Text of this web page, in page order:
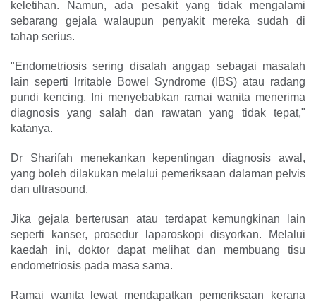
keletihan. Namun, ada pesakit yang tidak mengalami
sebarang gejala walaupun penyakit mereka sudah di
tahap serius.
"Endometriosis sering disalah anggap sebagai masalah
lain seperti Irritable Bowel Syndrome (IBS) atau radang
pundi kencing. Ini menyebabkan ramai wanita menerima
diagnosis yang salah dan rawatan yang tidak tepat,"
katanya.
Dr Sharifah menekankan kepentingan diagnosis awal,
yang boleh dilakukan melalui pemeriksaan dalaman pelvis
dan ultrasound.
Jika gejala berterusan atau terdapat kemungkinan lain
seperti kanser, prosedur laparoskopi disyorkan. Melalui
kaedah ini, doktor dapat melihat dan membuang tisu
endometriosis pada masa sama.
Ramai wanita lewat mendapatkan pemeriksaan kerana